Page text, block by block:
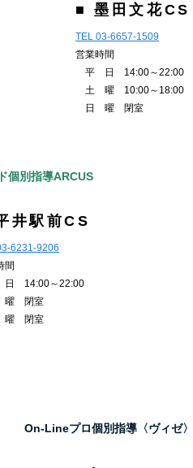
■ 墨田文花CS
TEL 03-6657-1509
営業時間
平 日 14:00～22:00
土 曜 10:00～18:00
日 曜 閉室
個別指導ARCUS
井駅前CS
6231-9206
間
14:00～22:00
閉室
閉室
On-Lineプロ個別指導〈ヴィゼ〉